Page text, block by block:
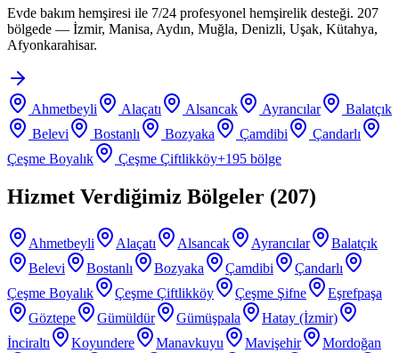
Evde bakım hemşiresi ile 7/24 profesyonel hemşirelik desteği. 207
bölgede — İzmir, Manisa, Aydın, Muğla, Denizli, Uşak, Kütahya,
Afyonkarahisar.
Ahmetbeyli Alaçatı Alsancak Ayrancılar
Balatçık
Belevi
Bostanlı Bozyaka Çamdibi
Çandarlı
Çeşme Boyalık
Çeşme Çiftlikköy+195 bölge
Hizmet Verdiğimiz Bölgeler (207)
Ahmetbeyli Alaçatı Alsancak Ayrancılar
Balatçık
Belevi
Bostanlı Bozyaka Çamdibi
Çandarlı
Çeşme Boyalık
Çeşme Çiftlikköy Çeşme Şifne
Eşrefpaşa
Göztepe
Gümüldür Gümüşpala
Hatay (İzmir)
İnciraltı
Koyundere Manavkuyu Mavişehir
Mordoğan